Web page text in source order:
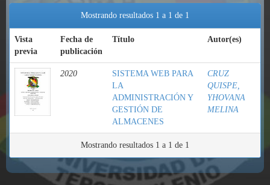
Mostrando resultados 1 a 1 de 1
Vista
previa
Fecha de
publicación
Título Autor(es)
2020
SISTEMA WEB PARA
LA
ADMINISTRACIÓN Y
GESTIÓN DE
ALMACENES
CRUZ
QUISPE,
YHOVANA
MELINA
Mostrando resultados 1 a 1 de 1